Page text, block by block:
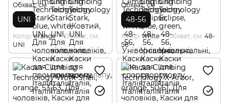
Обхват, см
UNI
Колір orange
Обхват, см
UNI
Обхват, см
48-56
Колір white Обхват, см 48-
56